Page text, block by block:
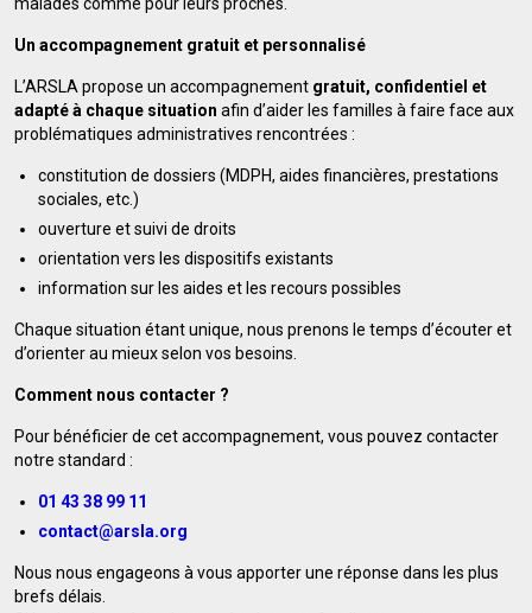
Un accompagnement gratuit et personnalisé
L’ARSLA propose un accompagnement gratuit, confidentiel et
adapté à chaque situation afin d’aider les familles à faire face aux
problématiques administratives rencontrées :
constitution de dossiers (MDPH, aides financières, prestations
sociales, etc.)
ouverture et suivi de droits
orientation vers les dispositifs existants
information sur les aides et les recours possibles
Chaque situation étant unique, nous prenons le temps d’écouter et
d’orienter au mieux selon vos besoins.
Comment nous contacter ?
Pour bénéficier de cet accompagnement, vous pouvez contacter
notre standard :
01 43 38 99 11
contact@arsla.org
Nous nous engageons à vous apporter une réponse dans les plus
brefs délais.